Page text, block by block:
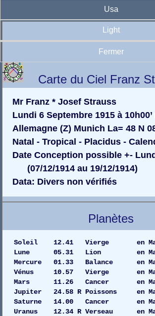
Usa
Light
Fermer
Carte du Ciel Franz
Mr Franz * Josef Strauss
Lundi 6 Septembre 1915 à 10h00’
Allemagne (Z) Munich La= 48 N
Natal - Tropical - Placidus -
Date Conception possible +-
(07/12/1914 au 19/12/1914)
Data: Divers non vérifiés
Planètes
Soleil 12.41 Vierge
Lune 05.31 Lion
Mercure 01.33 Balance en
Vénus 10.57 Vierge en
Mars 11.26 Cancer en
Jupiter 24.58 R Poissons en
Saturne 14.00 Cancer
Uranus 12.34 R Verseau en